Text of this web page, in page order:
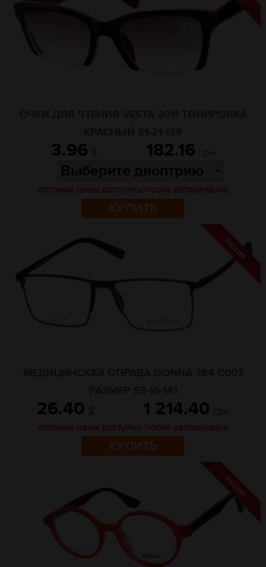
3.96 $ 182.16 грн
оптовые цены доступны после авторизации
КУПИТЬ
26.40 $ 1 214.40 грн
оптовые цены доступны после авторизации
КУПИТЬ